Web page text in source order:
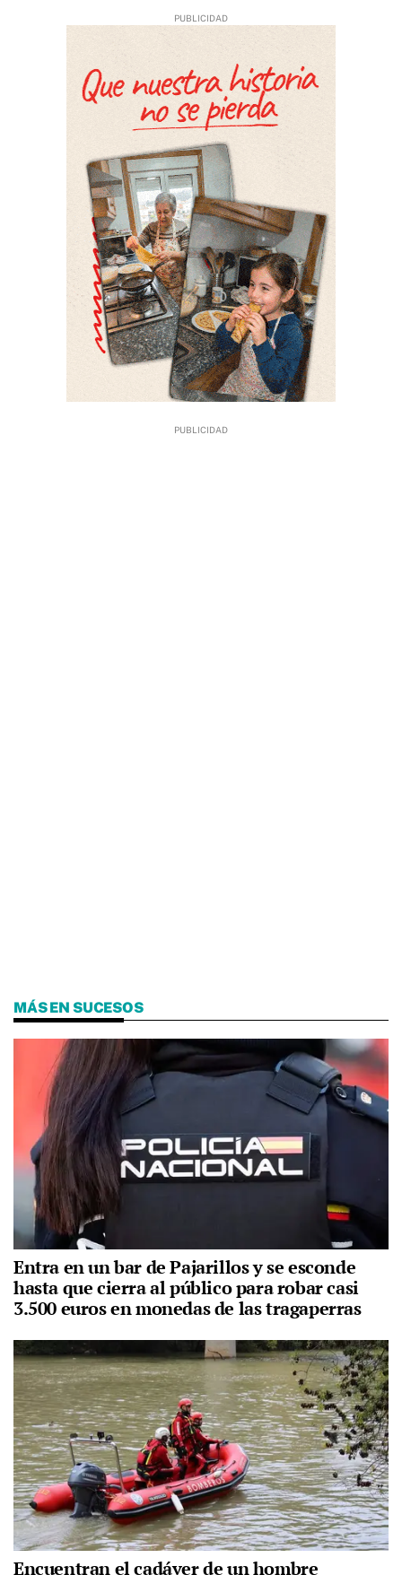
MÁS EN SUCESOS
Entra en un bar de Pajarillos y se esconde
hasta que cierra al público para robar casi
3.500 euros en monedas de las tragaperras
Encuentran el cadáver de un hombre